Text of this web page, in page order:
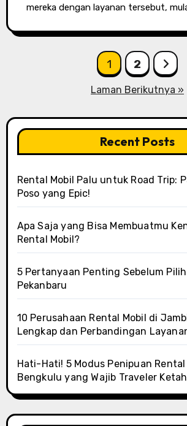
mereka dengan layanan tersebut,
1 2
Laman Berikutnya »
Recent Posts
Rental Mobil Palu untuk Road Trip:
Poso yang Epic!
Apa Saja yang Bisa Membuatmu
Rental Mobil?
5 Pertanyaan Penting Sebelum
Pekanbaru
10 Perusahaan Rental Mobil di
Lengkap dan Perbandingan
Hati-Hati! 5 Modus Penipuan Rental
Bengkulu yang Wajib Traveler